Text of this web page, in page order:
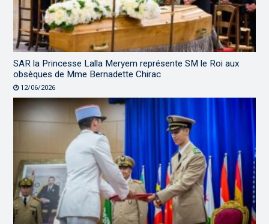
SAR la Princesse Lalla Meryem représente SM le Roi aux
obsèques de Mme Bernadette Chirac
12/06/2026